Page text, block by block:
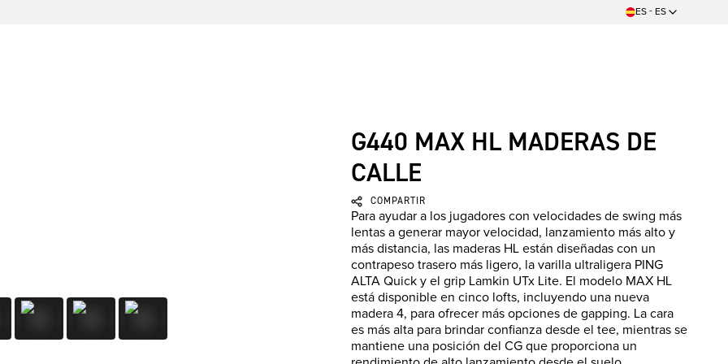
ES - ES
G440 MAX HL MADERAS DE
CALLE
COMPARTIR
Para ayudar a los jugadores con velocidades de swing más
lentas a generar mayor velocidad, lanzamiento más alto y
más distancia, las maderas HL están diseñadas con un
contrapeso trasero más ligero, la varilla ultraligera PING
ALTA Quick y el grip Lamkin UTx Lite. El modelo MAX HL
está disponible en cinco lofts, incluyendo una nueva
madera 4, para ofrecer más opciones de gapping. La cara
es más alta para brindar confianza desde el tee, mientras se
mantiene una posición del CG que proporciona un